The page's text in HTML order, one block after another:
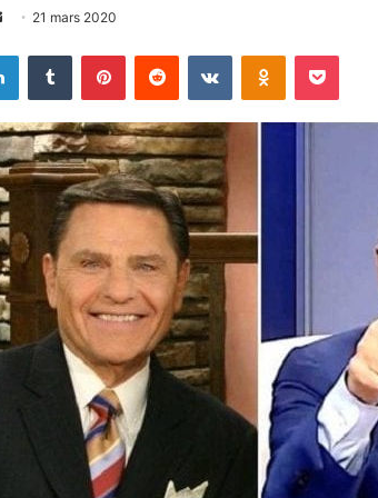
Envoyer
courriel
21 mars 2020
LinkedinTumblr PinterestReddit VKontakteOdnoklassniki
Pocket